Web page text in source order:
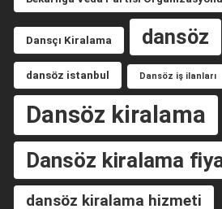
Dansçı Kiralama dansöz
dansöz istanbul Dansöz iş ilanları
Dansöz kiralama
Dansöz kiralama
dansöz kiralama hizmeti